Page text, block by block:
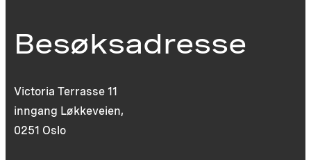
Besøksadresse
Victoria Terrasse 11
inngang Løkkeveien,
0251 Oslo